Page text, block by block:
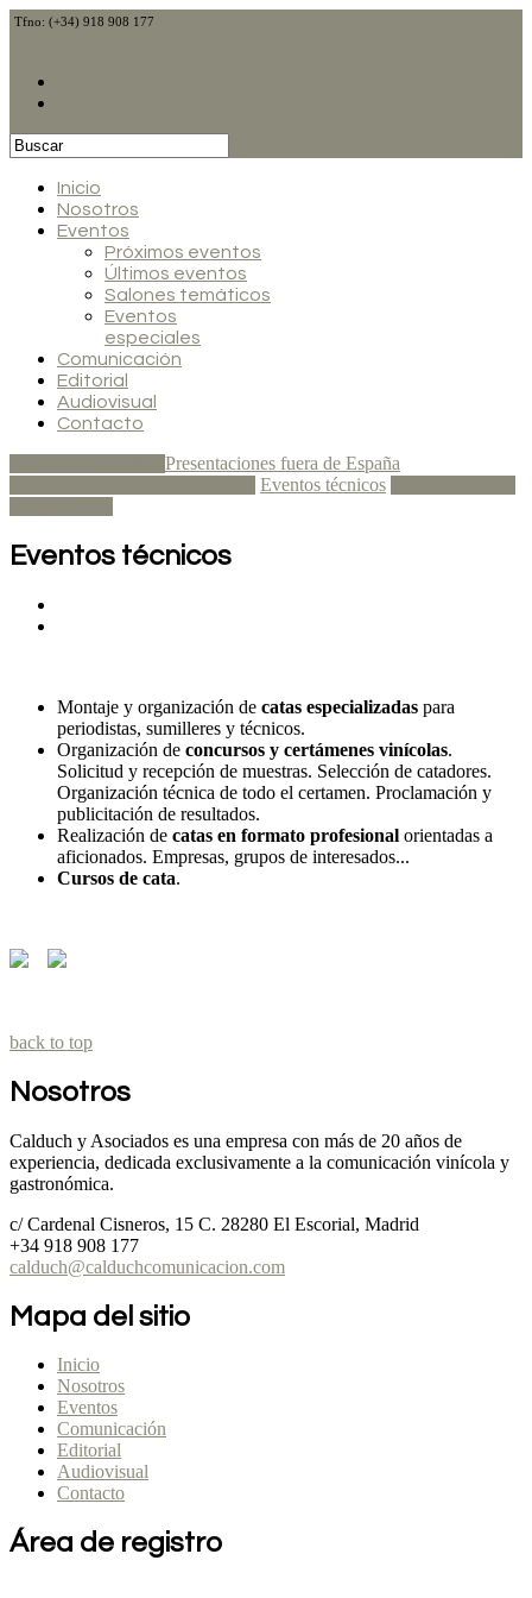
Tfno: (+34) 918 908 177
Inicio
Nosotros
Eventos
Próximos eventos
Últimos eventos
Salones temáticos
Eventos
especiales
Comunicación
Editorial
Audiovisual
Contacto
Presentaciones fuera de España
Eventos técnicos
Eventos técnicos
Montaje y organización de catas especializadas para
periodistas, sumilleres y técnicos.
Organización de concursos y certámenes vinícolas.
Solicitud y recepción de muestras. Selección de catadores.
Organización técnica de todo el certamen. Proclamación y
publicitación de resultados.
Realización de catas en formato profesional orientadas a
aficionados. Empresas, grupos de interesados...
Cursos de cata.
back to top
Nosotros
Calduch y Asociados es una empresa con más de 20 años de
experiencia, dedicada exclusivamente a la comunicación vinícola y
gastronómica.
c/ Cardenal Cisneros, 15 C. 28280 El Escorial, Madrid
+34 918 908 177
calduch@calduchcomunicacion.com
Mapa del sitio
Inicio
Nosotros
Eventos
Comunicación
Editorial
Audiovisual
Contacto
Área de registro